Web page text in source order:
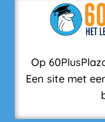
Op
Een site met